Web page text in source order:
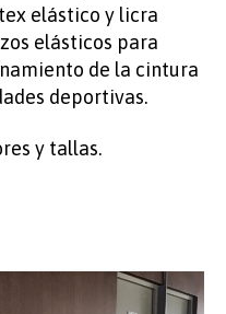
elástico y licra
elásticos para
de la cintura
deportivas.
y tallas.